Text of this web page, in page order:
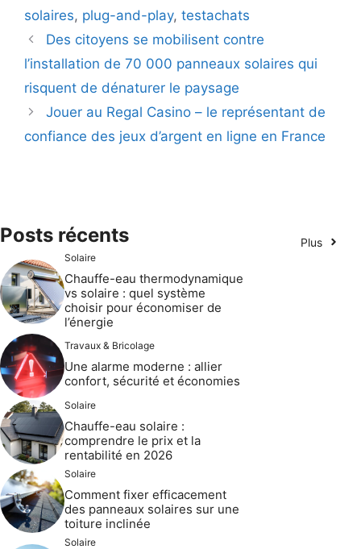
solaires, plug-and-play, testachats
Des citoyens se mobilisent contre
l’installation de 70 000 panneaux solaires qui
risquent de dénaturer le paysage
Jouer au Regal Casino – le représentant de
confiance des jeux d’argent en ligne en France
Posts récents Plus
Solaire
Chauffe-eau thermodynamique
vs solaire : quel système
choisir pour économiser de
l’énergie
Travaux & Bricolage
Une alarme moderne : allier
confort, sécurité et économies
Solaire
Chauffe-eau solaire :
comprendre le prix et la
rentabilité en 2026
Solaire
Comment fixer efficacement
des panneaux solaires sur une
toiture inclinée
Solaire